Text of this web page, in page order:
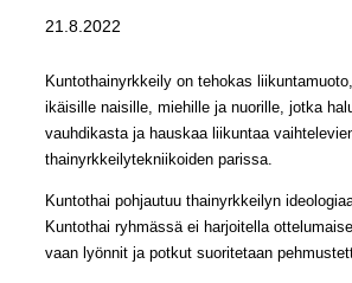
21.8.2022
Kuntothainyrkkeily on tehokas
ikäisille naisille, miehille ja nuorille, jotka
vauhdikasta ja hauskaa liikuntaa
thainyrkkeilytekniikoiden parissa.
Kuntothai pohjautuu thainyrkkeilyn
Kuntothai ryhmässä ei harjoitella
vaan lyönnit ja potkut suoritetaan